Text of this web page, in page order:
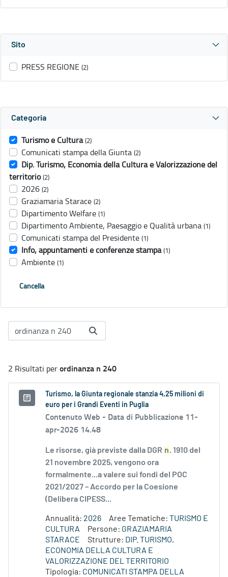
Sito
PRESS REGIONE (2)
Categoria
Turismo e Cultura (2)
Comunicati stampa della Giunta (2)
Dip. Turismo, Economia della Cultura e Valorizzazione del
territorio (2)
2026 (2)
Graziamaria Starace (2)
Dipartimento Welfare (1)
Dipartimento Ambiente, Paesaggio e Qualità urbana (1)
Comunicati stampa del Presidente (1)
Info, appuntamenti e conferenze stampa (1)
Ambiente (1)
Cancella
2 Risultati perordinanza n 240
Turismo, la Giunta regionale stanzia 4,25 milioni di
euro per i Grandi Eventi in Puglia
Contenuto Web - Data di Pubblicazione 11-
apr-2026 14.48
Le risorse, già previste dalla DGR n. 1910 del
21 novembre 2025, vengono ora
formalmente...a valere sui fondi del POC
2021/2027 – Accordo per la Coesione
(Delibera CIPESS...
Annualità: 2026 Aree Tematiche: TURISMO E
CULTURA
Persone: GRAZIAMARIA
STARACE
Strutture: DIP. TURISMO,
ECONOMIA DELLA CULTURA E
VALORIZZAZIONE DEL TERRITORIO
Tipologia: COMUNICATI STAMPA DELLA